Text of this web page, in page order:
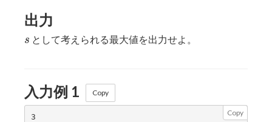
出力
s
s として考えられる最大値を出力せよ。
入力例 1 Copy
Copy
3